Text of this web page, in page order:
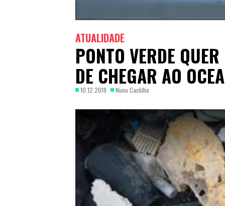
ATUALIDADE
PONTO VERDE
DE CHEGAR AO
10.12.2019 Nuno Castilho